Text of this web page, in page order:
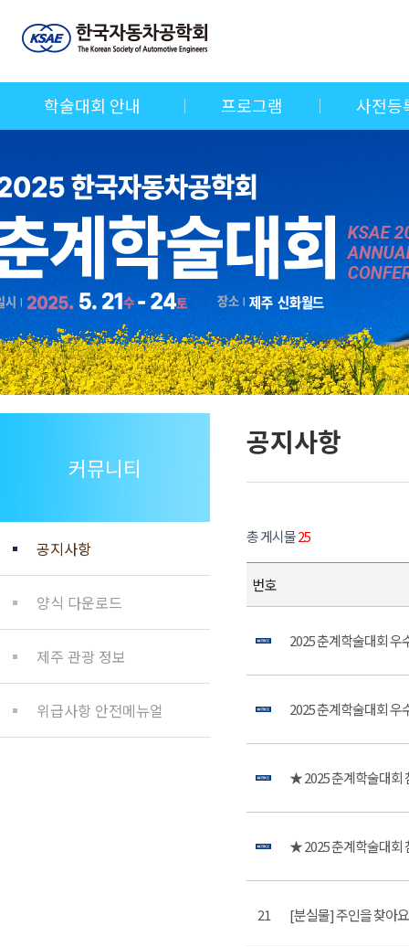
학술대회 안내 프로그램 사전등
공지사항
커뮤니티
공지사항
양식 다운로드
제주 관광 정보
위급사항 안전메뉴얼
총 게시물25
번호
2025 춘계학술대회
2025 춘계학술대회
★ 2025 춘계학술대회
★ 2025 춘계학술대회
21 [분실물] 주인을 찾아